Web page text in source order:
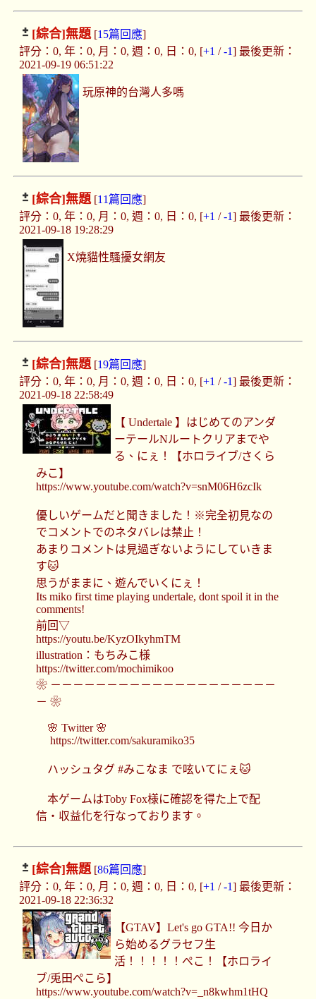
[綜合]無題[15篇回應]
評分：0, 年：0, 月：0, 週：0, 日：0, [+1 /-1] 最後更新：
2021-09-19 06:51:22
玩原神的台灣人多嗎
[綜合]無題[11篇回應]
評分：0, 年：0, 月：0, 週：0, 日：0, [+1 /-1] 最後更新：
2021-09-18 19:28:29
X燒貓性騷擾女網友
[綜合]無題[19篇回應]
評分：0, 年：0, 月：0, 週：0, 日：0, [+1 /-1] 最後更新：
2021-09-18 22:58:49
【 Undertale 】はじめてのアンダ
ーテールNルートクリアまでや
る、にぇ！【ホロライブ/さくら
みこ】
https://www.youtube.com/watch?v=snM06H6zcIk
優しいゲームだと聞きました！※完全初見なの
でコメントでのネタバレは禁止！
あまりコメントは見過ぎないようにしていきま
す🐱
思うがままに、遊んでいくにぇ！
Its miko first time playing undertale, dont spoil it in the
comments!
前回▽
https://youtu.be/KyzOIkyhmTM
illustration：もちみこ様
https://twitter.com/mochimikoo
❀ －－－－－－－－－－－－－－－－－－－－
－ ❀
🌸 Twitter 🌸
https://twitter.com/sakuramiko35
ハッシュタグ #みこなま で呟いてにぇ🐱
本ゲームはToby Fox様に確認を得た上で配
信・収益化を行なっております。
[綜合]無題[86篇回應]
評分：0, 年：0, 月：0, 週：0, 日：0, [+1 /-1] 最後更新：
2021-09-18 22:36:32
【GTAV】Let's go GTA!! 今日か
ら始めるグラセフ生
活！！！！！ぺこ！【ホロライ
ブ/兎田ぺこら】
https://www.youtube.com/watch?v=_n8kwhm1tHQ